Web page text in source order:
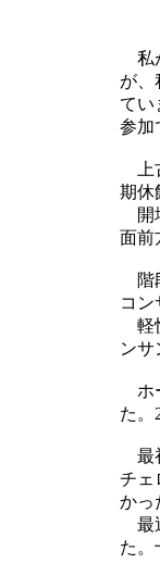
私
が、
てい
参加
上
期休
開
面前
階
コン
軽
ン
ホ
た。
最
チェ
かっ
最
た。